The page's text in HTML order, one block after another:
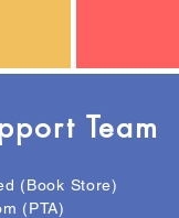
Team
(Book Store)
(PTA)